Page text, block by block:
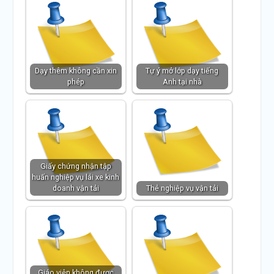
Dạy thêm không cần xin
phép
Tự ý mở lớp dạy tiếng
Anh tại nhà
Giấy chứng nhận tập
huấn nghiệp vụ lái xe kinh
doanh vận tải
Thẻ nghiệp vụ vận tải